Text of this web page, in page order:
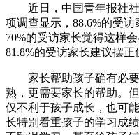
近日，中国青年报社社
项调查显示，88.6%的受
70%的受访家长觉得这样
81.8%的受访家长建议摆正
家长帮助孩子确有必要
熟，更需要家长的帮助。
仅不利于孩子成长，也可
长特别看重孩子的学习成